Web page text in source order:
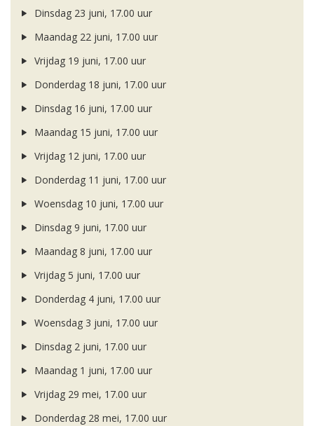
Dinsdag 23 juni, 17.00 uur
Maandag 22 juni, 17.00 uur
Vrijdag 19 juni, 17.00 uur
Donderdag 18 juni, 17.00 uur
Dinsdag 16 juni, 17.00 uur
Maandag 15 juni, 17.00 uur
Vrijdag 12 juni, 17.00 uur
Donderdag 11 juni, 17.00 uur
Woensdag 10 juni, 17.00 uur
Dinsdag 9 juni, 17.00 uur
Maandag 8 juni, 17.00 uur
Vrijdag 5 juni, 17.00 uur
Donderdag 4 juni, 17.00 uur
Woensdag 3 juni, 17.00 uur
Dinsdag 2 juni, 17.00 uur
Maandag 1 juni, 17.00 uur
Vrijdag 29 mei, 17.00 uur
Donderdag 28 mei, 17.00 uur